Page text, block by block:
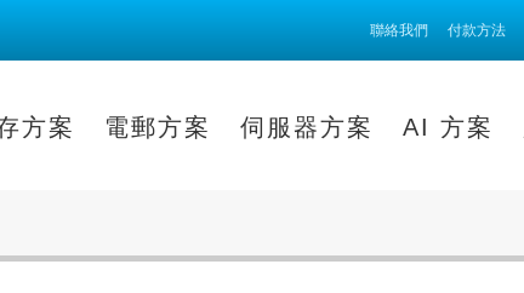
聯絡我們 付款方法
方案 電郵方案 伺服器方案 AI 方案